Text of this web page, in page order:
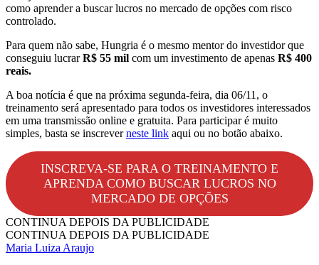
como aprender a buscar lucros no mercado de opções com risco
controlado.
Para quem não sabe, Hungria é o mesmo mentor do investidor que
conseguiu lucrarR$ 55 mil com um investimento de apenas R$ 400
reais.
A boa notícia é que na próxima segunda-feira, dia 06/11, o
treinamento será apresentado para todos os investidores interessados
em uma transmissão online e gratuita. Para participar é muito
simples, basta se inscreverneste link aqui ou no botão abaixo.
INSCREVA-SE PARA O TREINAMENTO E
APRENDA COMO BUSCAR LUCROS NO
MERCADO DE OPÇÕES
CONTINUA DEPOIS DA PUBLICIDADE
CONTINUA DEPOIS DA PUBLICIDADE
Maria Luiza Araujo